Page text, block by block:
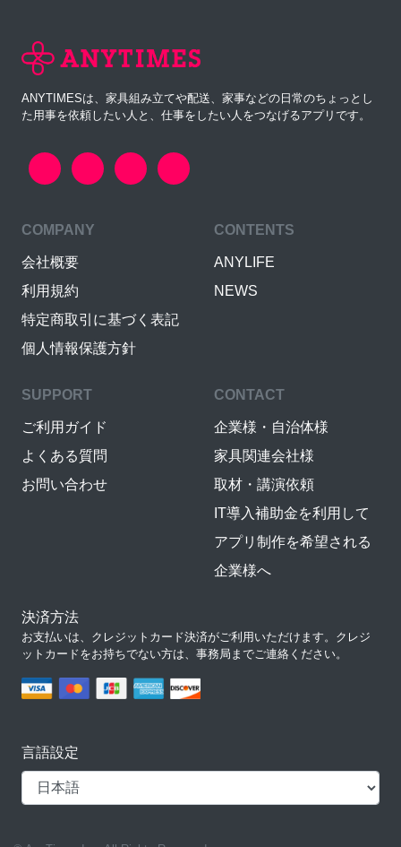
ANYTIMESは、家具組み立てや配送、家事などの日常のちょっとし
た用事を依頼したい人と、仕事をしたい人をつなげるアプリです。
COMPANY
会社概要
利用規約
特定商取引に基づく表記
個人情報保護方針
CONTENTS
ANYLIFE
NEWS
SUPPORT
ご利用ガイド
よくある質問
お問い合わせ
CONTACT
企業様・自治体様
家具関連会社様
取材・講演依頼
IT導入補助金を利用して
アプリ制作を希望される
企業様へ
決済方法
お支払いは、クレジットカード決済がご利用いただけます。クレジ
ットカードをお持ちでない方は、事務局までご連絡ください。
言語設定